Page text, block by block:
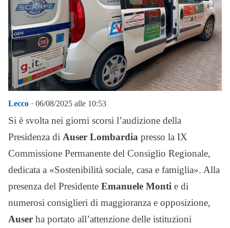
Lecco · 06/08/2025 alle 10:53
Si è svolta nei giorni scorsi l’audizione della
Presidenza di Auser Lombardia presso la IX
Commissione Permanente del Consiglio Regionale,
dedicata a «Sostenibilità sociale, casa e famiglia». Alla
presenza del Presidente Emanuele Monti e di
numerosi consiglieri di maggioranza e opposizione,
Auser ha portato all’attenzione delle istituzioni